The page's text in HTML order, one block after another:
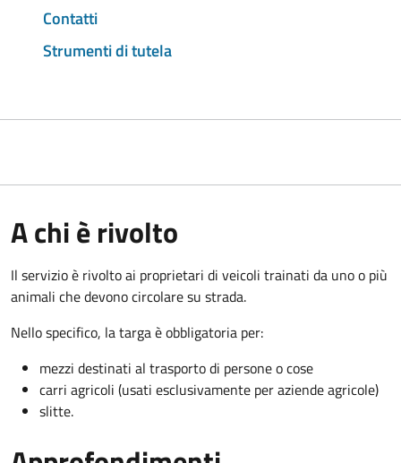
Contatti
Strumenti di tutela
A chi è rivolto
Il servizio è rivolto ai proprietari di veicoli trainati da uno o più
animali che devono circolare su strada.
Nello specifico, la targa è obbligatoria per:
mezzi destinati al trasporto di persone o cose
carri agricoli (usati esclusivamente per aziende agricole)
slitte.